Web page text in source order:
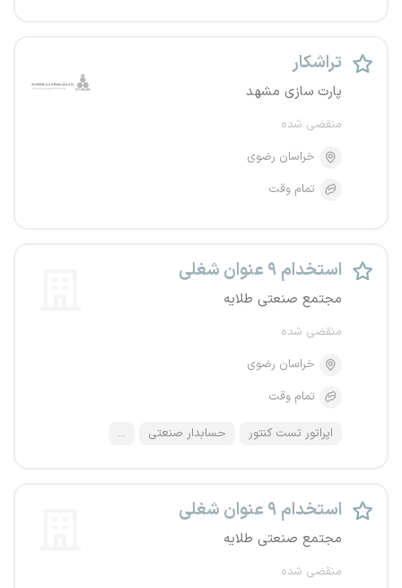
تراشکار
پارت سازی مشهد
منقضی شده
خراسان رضوی
تمام وقت
استخدام ۹ عنوان شغلی
مجتمع صنعتی طلایه
منقضی شده
خراسان رضوی
تمام وقت
اپراتور تست کنتور حسابدار صنعتی ...
استخدام ۹ عنوان شغلی
مجتمع صنعتی طلایه
منقضی شده